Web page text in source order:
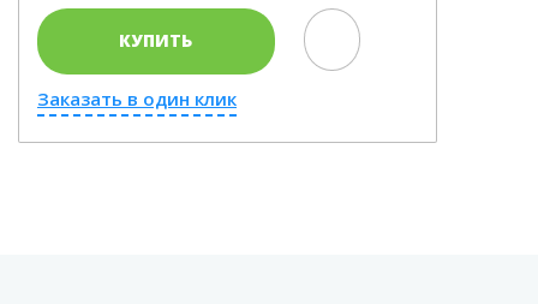
КУПИТЬ
Заказать в один клик